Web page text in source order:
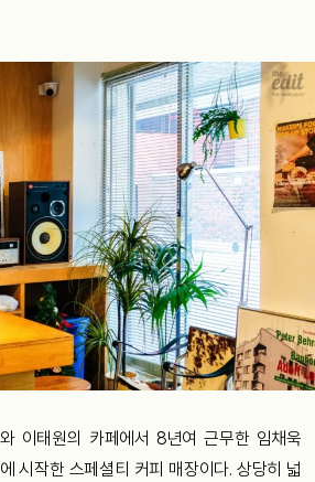
이태원의 카페에서 8년여 근무한 임채욱
시작한 스페셜티 커피 매장이다. 상당히 넓